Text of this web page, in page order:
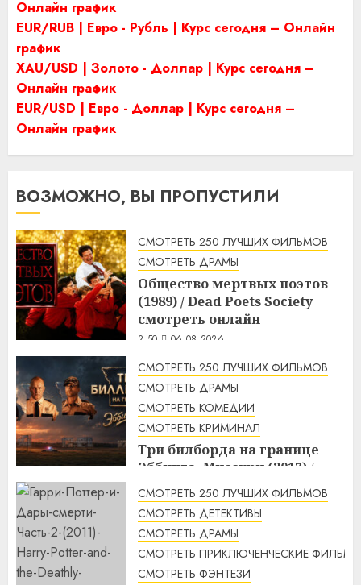
Онлайн график
EUR/RUB | Евро - Рубль | Курс сегодня – Онлайн
график
XAU/USD | Золото - Доллар | Курс сегодня –
Онлайн график
EUR/USD | Евро - Доллар | Курс сегодня –
Онлайн график
ВОЗМОЖНО, ВЫ ПРОПУСТИЛИ
СМОТРЕТЬ 250 ЛУЧШИХ ФИЛЬМОВ
СМОТРЕТЬ ДРАМЫ
Общество мертвых поэтов
(1989) / Dead Poets Society
смотреть онлайн
2:50 06.08.2026
СМОТРЕТЬ 250 ЛУЧШИХ ФИЛЬМОВ
СМОТРЕТЬ ДРАМЫ
СМОТРЕТЬ КОМЕДИИ
СМОТРЕТЬ КРИМИНАЛ
Три билборда на границе
Эббинга, Миссури (2017) /
Three Billboards Outside
Ebbing, Missouri смотреть
онлайн
2:48 06.08.2026
СМОТРЕТЬ 250 ЛУЧШИХ ФИЛЬМОВ
СМОТРЕТЬ ДЕТЕКТИВЫ
СМОТРЕТЬ ДРАМЫ
СМОТРЕТЬ ПРИКЛЮЧЕНЧЕСКИЕ ФИЛЬМЫ
СМОТРЕТЬ ФЭНТЕЗИ